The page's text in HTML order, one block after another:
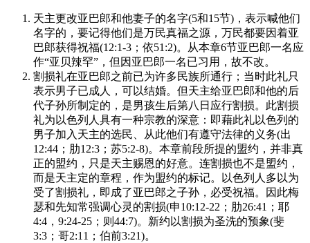
天主更改亚巴郎和他妻子的名字(5和15节)，表示喊他们
名字的，要记得他们是万民真福之源，万民都要因着亚
巴郎获得祝福(12:1-3；依51:2)。从本章6节亚巴郎一名应
作“亚贝辣罕”，但因亚巴郎一名已习用，故不改。
割损礼在亚巴郎之前已为许多民族所通行；当时此礼只
表示男子已成人，可以结婚。但天主给亚巴郎和他的后
代子孙所制定的，是男孩生后第八日应行割损。此割损
礼为以色列人具有一种宗教的深意：即藉此礼以色列的
男子加入天主的选民、从此他们有遵守法律的义务(出
12:44；肋12:3；苏5:2-8)。本章前段所提的盟约，并非真
正的盟约，只是天主赐恩的好意。连割损也不是盟约，
而是天主定的章程，作为盟约的标记。以色列人多以为
受了割损礼，即成了亚巴郎之子孙，必受祝福。因此梅
瑟和先知常强调心灵的割损(申10:12-22；肋26:41；耶
4:4，9:24-25；则44:7)。新约以割损为圣洗的预象(斐
3:3；哥2:11；伯前3:21)。